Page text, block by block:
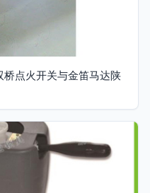
点火开关与金笛马达陕